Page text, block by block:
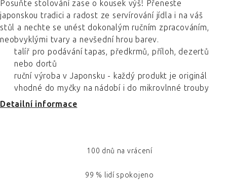
Posuňte stolování zase o kousek výš! Přeneste
japonskou tradici a radost ze servírování jídla i na váš
stůl a nechte se unést dokonalým ručním zpracováním,
neobvyklými tvary a nevšední hrou barev.
talíř pro podávání tapas, předkrmů, příloh, dezertů
nebo dortů
ruční výroba v Japonsku - každý produkt je originál
vhodné do myčky na nádobí i do mikrovlnné trouby
Detailní informace
100 dnů na vrácení
99 % lidí spokojeno